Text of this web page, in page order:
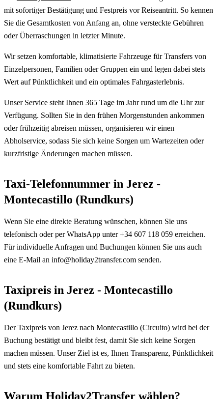
mit sofortiger Bestätigung und Festpreis vor Reiseantritt. So kennen
Sie die Gesamtkosten von Anfang an, ohne versteckte Gebühren
oder Überraschungen in letzter Minute.
Wir setzen komfortable, klimatisierte Fahrzeuge für Transfers von
Einzelpersonen, Familien oder Gruppen ein und legen dabei stets
Wert auf Pünktlichkeit und ein optimales Fahrgasterlebnis.
Unser Service steht Ihnen 365 Tage im Jahr rund um die Uhr zur
Verfügung. Sollten Sie in den frühen Morgenstunden ankommen
oder frühzeitig abreisen müssen, organisieren wir einen
Abholservice, sodass Sie sich keine Sorgen um Wartezeiten oder
kurzfristige Änderungen machen müssen.
Taxi-Telefonnummer in Jerez -
Montecastillo (Rundkurs)
Wenn Sie eine direkte Beratung wünschen, können Sie uns
telefonisch oder per WhatsApp unter +34 607 118 059 erreichen.
Für individuelle Anfragen und Buchungen können Sie uns auch
eine E-Mail an info@holiday2transfer.com senden.
Taxipreis in Jerez - Montecastillo
(Rundkurs)
Der Taxipreis von Jerez nach Montecastillo (Circuito) wird bei der
Buchung bestätigt und bleibt fest, damit Sie sich keine Sorgen
machen müssen. Unser Ziel ist es, Ihnen Transparenz, Pünktlichkeit
und stets eine komfortable Fahrt zu bieten.
Warum Holiday2Transfer wählen?